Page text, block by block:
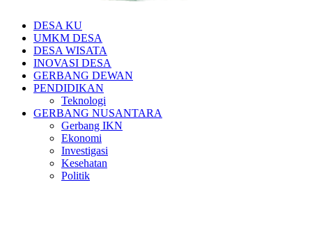
DESA KU
UMKM DESA
DESA WISATA
INOVASI DESA
GERBANG DEWAN
PENDIDIKAN
Teknologi
GERBANG NUSANTARA
Gerbang IKN
Ekonomi
Investigasi
Kesehatan
Politik